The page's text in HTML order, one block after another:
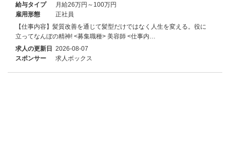
給与タイプ
月給26万円～100万円
雇用形態
正社員
【仕事内容】髪質改善を通じて髪型だけではなく人生を変える。役に
立ってなんぼの精神! <募集職種> 美容師 <仕事内…
求人の更新日 2026-08-07
スポンサー
求人ボックス